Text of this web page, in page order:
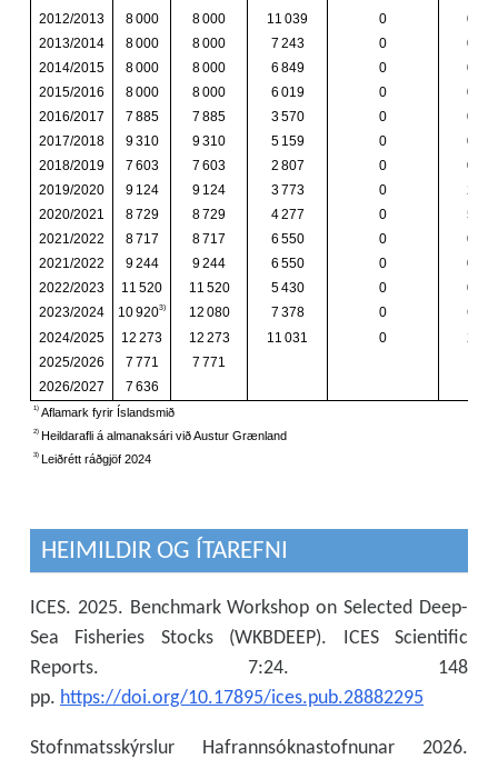
HEIMILDIR OG ÍTAREFNI
ICES. 2025. Benchmark Workshop on Selected Deep-
Sea Fisheries Stocks (WKBDEEP). ICES Scientific
Reports. 7:24. 148
pp. https://doi.org/10.17895/ices.pub.28882295
Stofnmatsskýrslur Hafrannsóknastofnunar 2026.